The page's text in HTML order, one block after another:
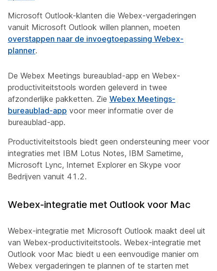
Microsoft Outlook-klanten die Webex-vergaderingen
vanuit Microsoft Outlook willen plannen, moeten
overstappen naar de invoegtoepassing Webex-
planner.
De Webex Meetings bureaublad-app en Webex-
productiviteitstools worden geleverd in twee
afzonderlijke pakketten. Zie Webex Meetings-
bureaublad-app voor meer informatie over de
bureaublad-app.
Productiviteitstools biedt geen ondersteuning meer voor
integraties met IBM Lotus Notes, IBM Sametime,
Microsoft Lync, Internet Explorer en Skype voor
Bedrijven vanuit 41.2.
Webex-integratie met Outlook voor Mac
Webex-integratie met Microsoft Outlook maakt deel uit
van Webex-productiviteitstools. Webex-integratie met
Outlook voor Mac biedt u een eenvoudige manier om
Webex vergaderingen te plannen of te starten met